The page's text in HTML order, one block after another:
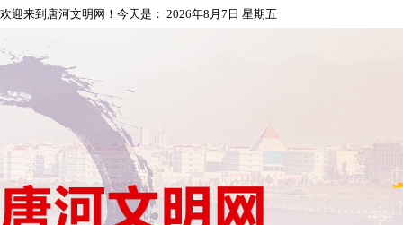
欢迎来到唐河文明网！今天是： 2026年8月7日 星期五